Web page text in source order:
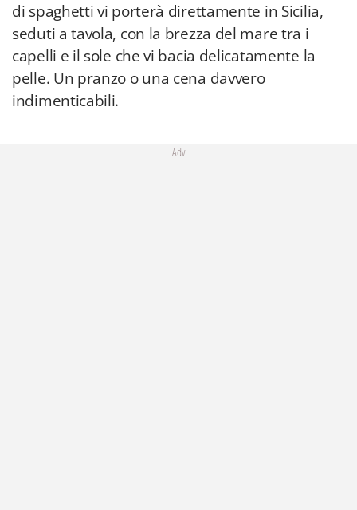
di spaghetti vi porterà direttamente in Sicilia,
seduti a tavola, con la brezza del mare tra i
capelli e il sole che vi bacia delicatamente la
pelle. Un pranzo o una cena davvero
indimenticabili.
Adv